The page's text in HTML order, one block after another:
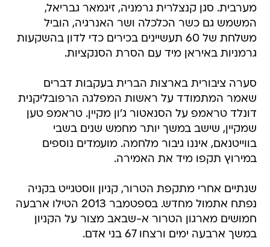
מערבית. סגן קנצלרית גרמניה, זיגמאר גבריאל,
המשמש גם כשר הכלכלה ושר האנרגיה, הוביל
משלחת של 60 תעשיינים בכירים כדי לדון בהשקעות
גרמניות באיראן מיד עם הסרת הסנקציות.
סערה ציבורית בארצות הברית בעקבות דברים
שאמר המתמודד על ראשות המפלגה הרפובליקנית
דונלד טראמפ על הסנאטור ג'ון מקיין. טראמפ טען
שמקיין, שישב במשך יותר מחמש שנים בשבי
בווייטנאם, איננו גיבור מלחמה. מועמדים נוספים
במירוץ תקפו מיד את האמירה.
שנתיים אחרי מתקפת הטרור, קניון ווסטגייט בקניה
נפתח אתמול מחדש. בספטמבר 2013 הטילו ארבעה
חמושים מארגון הטרור א-שבאב מצור על הקניון
במשך ארבעה ימים ורצחו 67 בני אדם.